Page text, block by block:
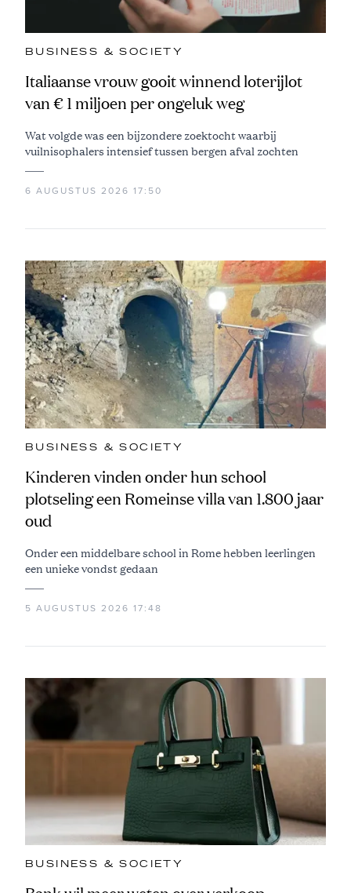
BUSINESS & SOCIETY
Italiaanse vrouw gooit winnend loterijlot
van € 1 miljoen per ongeluk weg
Wat volgde was een bijzondere zoektocht waarbij
vuilnisophalers intensief tussen bergen afval zochten
6 AUGUSTUS 2026 17:50
BUSINESS & SOCIETY
Kinderen vinden onder hun school
plotseling een Romeinse villa van 1.800 jaar
oud
Onder een middelbare school in Rome hebben leerlingen
een unieke vondst gedaan
5 AUGUSTUS 2026 17:48
BUSINESS & SOCIETY